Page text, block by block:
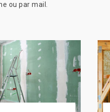
ou par mail.